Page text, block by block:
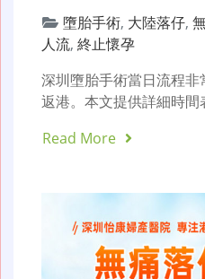
墮胎手術, 大陸落仔,
人流, 終止懷孕
深圳墮胎手術當日流程
返港。本文提供詳細時
Read More